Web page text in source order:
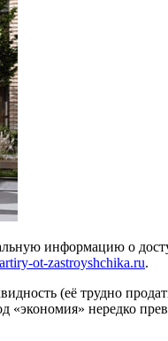
информацию о
ot-zastroyshchika.ru.
(её трудно
нередко